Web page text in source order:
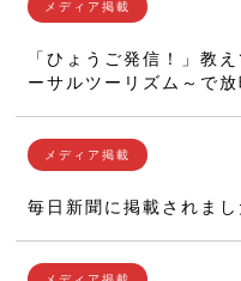
「ひょうご発信！」教
ーサルツーリズム～で放
毎日新聞に掲載されまし